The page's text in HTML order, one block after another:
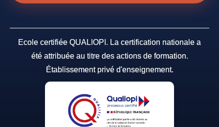
Ecole certifiée QUALIOPI. La certification nationale a
été attribuée au titre des actions de formation.
Établissement privé d'enseignement.